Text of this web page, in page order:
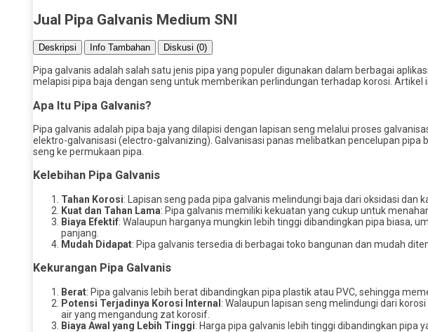
Jual Pipa Galvanis Medium SNI
Deskripsi Info Tambahan Diskusi (0)
Pipa galvanis adalah salah satu jenis pipa yang populer digunakan dalam berbagai
melapisi pipa baja dengan seng untuk memberikan perlindungan terhadap korosi.
Apa Itu Pipa Galvanis?
Pipa galvanis adalah pipa baja yang dilapisi dengan lapisan seng melalui proses
elektro-galvanisasi (electro-galvanizing). Galvanisasi panas melibatkan pencelupan
seng ke permukaan pipa.
Kelebihan Pipa Galvanis
Tahan Korosi: Lapisan seng pada pipa galvanis melindungi baja dari oksidasi dan
Kuat dan Tahan Lama: Pipa galvanis memiliki kekuatan yang cukup untuk
Biaya Efektif: Walaupun harganya mungkin lebih tinggi dibandingkan pipa biasa,
panjang.
Mudah Didapat: Pipa galvanis tersedia di berbagai toko bangunan dan mudah
Kekurangan Pipa Galvanis
Berat: Pipa galvanis lebih berat dibandingkan pipa plastik atau PVC, sehingga
Potensi Terjadinya Korosi Internal: Walaupun lapisan seng melindungi dari
air yang mengandung zat korosif.
Biaya Awal yang Lebih Tinggi: Harga pipa galvanis lebih tinggi dibandingkan pipa